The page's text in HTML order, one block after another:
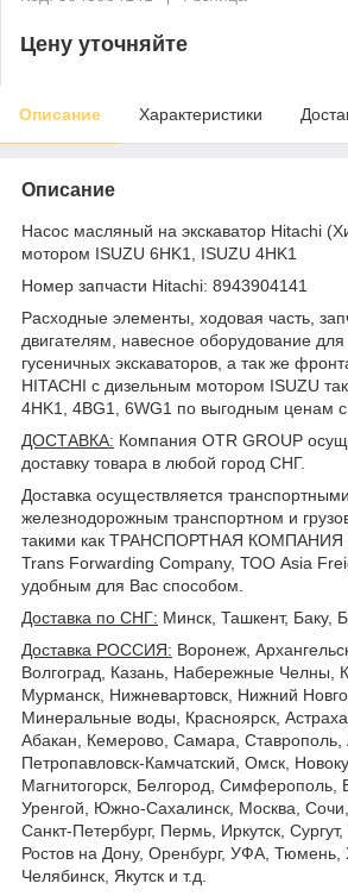
Цену уточняйте
Описание Характеристики
Описание
Насос масляный на экскаватор Hitachi
мотором ISUZU 6HK1, ISUZU 4HK1
Номер запчасти Hitachi: 8943904141
Расходные элементы, ходовая часть,
двигателям, навесное оборудование
гусеничных экскаваторов, а так же
HITACHI с дизельным мотором ISUZU
4HK1, 4BG1, 6WG1 по выгодным ценам с
ДОСТАВКА: Компания OTR GROUP
доставку товара в любой город СНГ.
Доставка осуществляется
железнодорожным транспортном и
такими как ТРАНСПОРТНАЯ КОМПАНИЯ
Trans Forwarding Company, ТОО Asia
удобным для Вас способом.
Доставка по СНГ: Минск, Ташкент, Баку,
Доставка РОССИЯ: Воронеж,
Волгоград, Казань, Набережные Челны,
Мурманск, Нижневартовск, Нижний
Минеральные воды, Красноярск,
Абакан, Кемерово, Самара, Ставрополь,
Петропавловск-Камчатский, Омск,
Магнитогорск, Белгород, Симферополь,
Уренгой, Южно-Сахалинск, Москва, Сочи,
Санкт-Петербург, Пермь, Иркутск,
Ростов на Дону, Оренбург, УФА, Тюмень,
Челябинск, Якутск и т.д.